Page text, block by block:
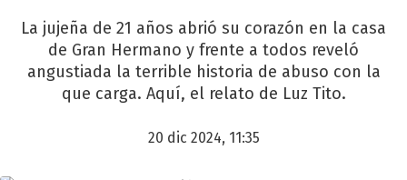
La jujeña de 21 años abrió su corazón en la casa
de Gran Hermano y frente a todos reveló
angustiada la terrible historia de abuso con la
que carga. Aquí, el relato de Luz Tito.
20 dic 2024, 11:35